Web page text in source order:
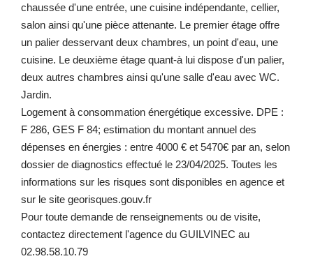
chaussée d'une entrée, une cuisine indépendante, cellier,
salon ainsi qu'une pièce attenante. Le premier étage offre
un palier desservant deux chambres, un point d'eau, une
cuisine. Le deuxième étage quant-à lui dispose d'un palier,
deux autres chambres ainsi qu'une salle d'eau avec WC.
Jardin.
Logement à consommation énergétique excessive. DPE :
F 286, GES F 84; estimation du montant annuel des
dépenses en énergies : entre 4000 € et 5470€ par an, selon
dossier de diagnostics effectué le 23/04/2025. Toutes les
informations sur les risques sont disponibles en agence et
sur le site georisques.gouv.fr
Pour toute demande de renseignements ou de visite,
contactez directement l'agence du GUILVINEC au
02.98.58.10.79